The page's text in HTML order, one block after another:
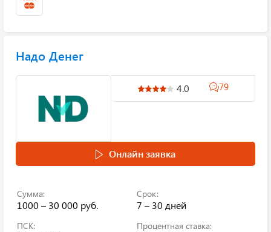
Надо Денег
4.0 79
Онлайн заявка
Сумма:
1000 – 30 000 руб.
Срок:
7 – 30 дней
ПСК: Процентная ставка: